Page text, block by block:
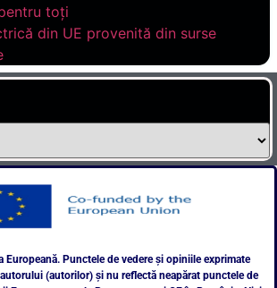
toți
din UE provenită din surse
Europeană. Punctele de vedere și opiniile exprimate
(autorilor) și nu reflectă neapărat punctele de